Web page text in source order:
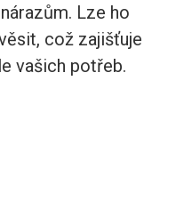
Lze ho
což zajišťuje
vašich potřeb.